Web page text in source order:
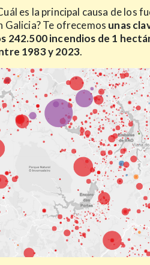
es la principal causa de los
Galicia? Te ofrecemos unas
242.500 incendios de 1
1983 y 2023.